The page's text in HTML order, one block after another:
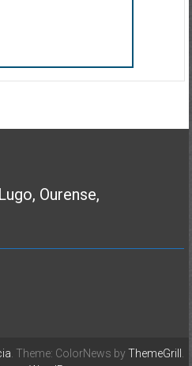
Ourense,
. Theme: ColorNews byThemeGrill